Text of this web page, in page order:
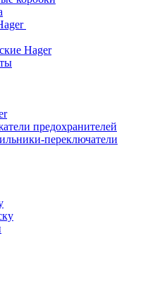
Hager
предохранителей
переключатели